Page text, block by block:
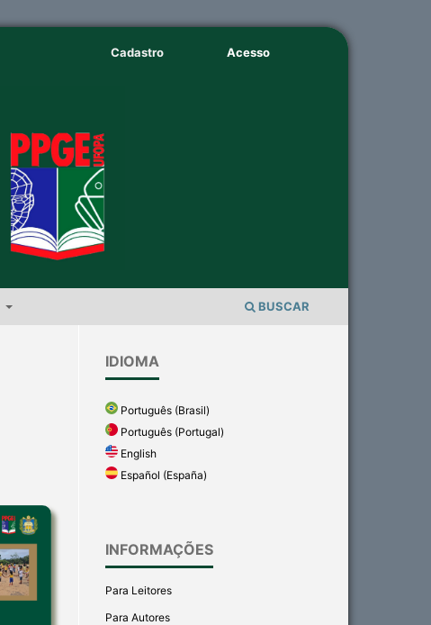
BUSCAR
Cadastro Acesso
IDIOMA
Português (Brasil)
Português (Portugal)
English
Español (España)
INFORMAÇÕES
Para Leitores
Para Autores